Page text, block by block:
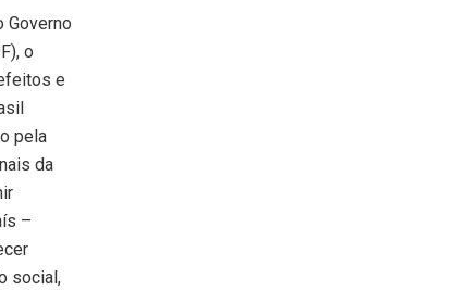
Governo
o
e
pela
da
–
social,